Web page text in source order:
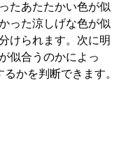
たあたたかい色が似
った涼しげな色が似
けられます。次に明
似合うのかによっ
かを判断できます。